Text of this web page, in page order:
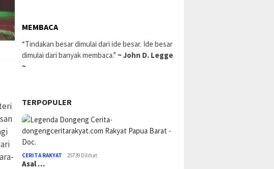
MEMBACA
“Tindakan besar dimulai dari ide besar. Ide besar
dimulai dari banyak membaca.”~ John D. Legge
~
TERPOPULER
CERITA RAKYAT 25739 Dilihat
Asal …